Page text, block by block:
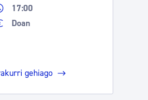
17:00
Doan
gehiago